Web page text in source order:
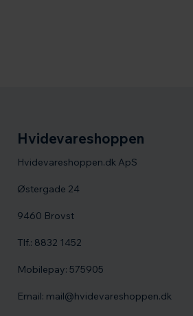
Hvidevareshoppen
Hvidevareshoppen.dk ApS
Østergade 24
9460 Brovst
Tlf.: 8832 1452
Mobilepay: 575905
Email: mail@hvidevareshoppen.dk